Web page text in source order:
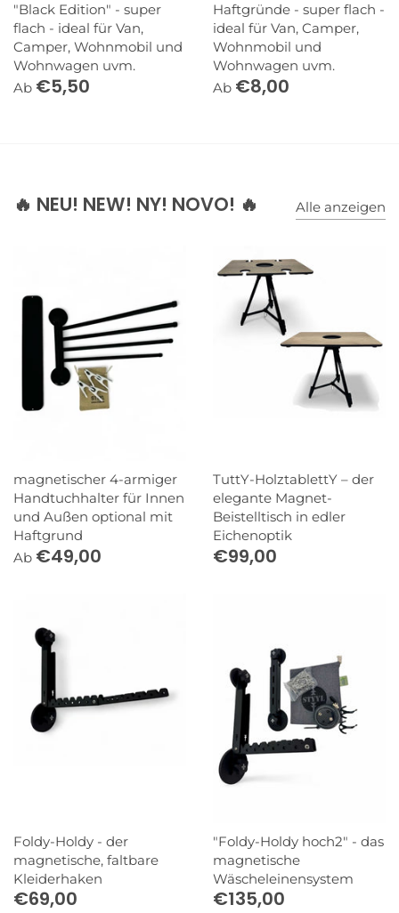
"Black Edition" - super
flach - ideal für Van,
Camper, Wohnmobil und
Wohnwagen uvm.
Ab €5,50
Haftgründe - super flach -
ideal für Van, Camper,
Wohnmobil und
Wohnwagen uvm.
Ab €8,00
🔥 NEU! NEW! NY! NOVO! 🔥 Alle anzeigen
magnetischer 4-armiger
Handtuchhalter für Innen
und Außen optional mit
Haftgrund
Ab €49,00
TuttY-HolztablettY – der
elegante Magnet-
Beistelltisch in edler
Eichenoptik
€99,00
Foldy-Holdy - der
magnetische, faltbare
Kleiderhaken
€69,00
"Foldy-Holdy hoch2" - das
magnetische
Wäscheleinensystem
€135,00